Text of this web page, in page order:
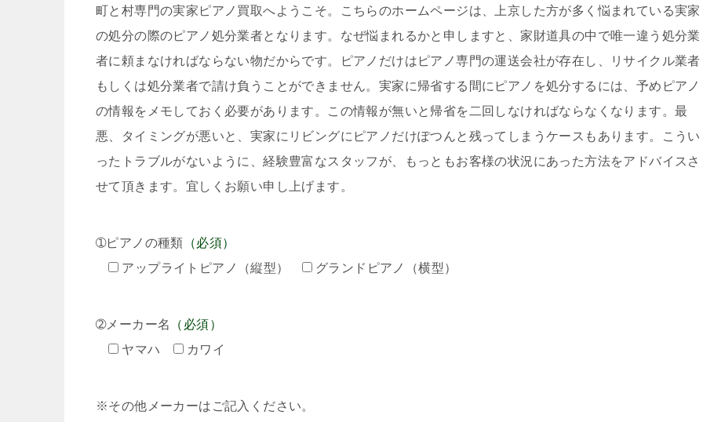
町と村専門の実家ピアノ買取へようこそ。こちらのホームページは、上京した方が多く悩まれている実家
の処分の際のピアノ処分業者となります。なぜ悩まれるかと申しますと、家財道具の中で唯一違う処分業
者に頼まなければならない物だからです。ピアノだけはピアノ専門の運送会社が存在し、リサイクル業者
もしくは処分業者で請け負うことができません。実家に帰省する間にピアノを処分するには、予めピアノ
の情報をメモしておく必要があります。この情報が無いと帰省を二回しなければならなくなります。最
悪、タイミングが悪いと、実家にリビングにピアノだけぽつんと残ってしまうケースもあります。こうい
ったトラブルがないように、経験豊富なスタッフが、もっともお客様の状況にあった方法をアドバイスさ
せて頂きます。宜しくお願い申し上げます。
➀ピアノの種類 （必須）
アップライトピアノ（縦型）
グランドピアノ（横型）
➁メーカー名
（必須）
ヤマハ
カワイ
※その他メーカーはご記入ください。